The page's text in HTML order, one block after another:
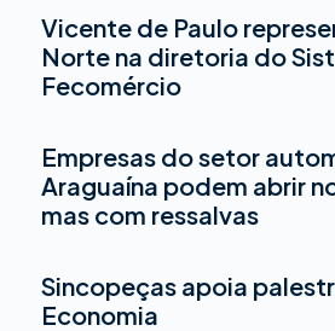
Vicente de Paulo
Norte na diretoria do
Fecomércio
Empresas do setor
Araguaína podem abrir
mas com ressalvas
Sincopeças apoia
Economia